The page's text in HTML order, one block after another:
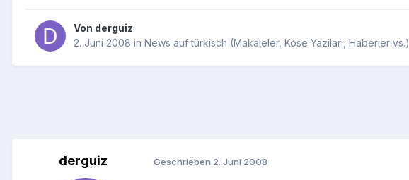
Von derguiz
2. Juni 2008 in News auf türkisch (Makaleler, Köse Yazilari, Haberler vs.)
derguiz Geschrieben 2. Juni 2008